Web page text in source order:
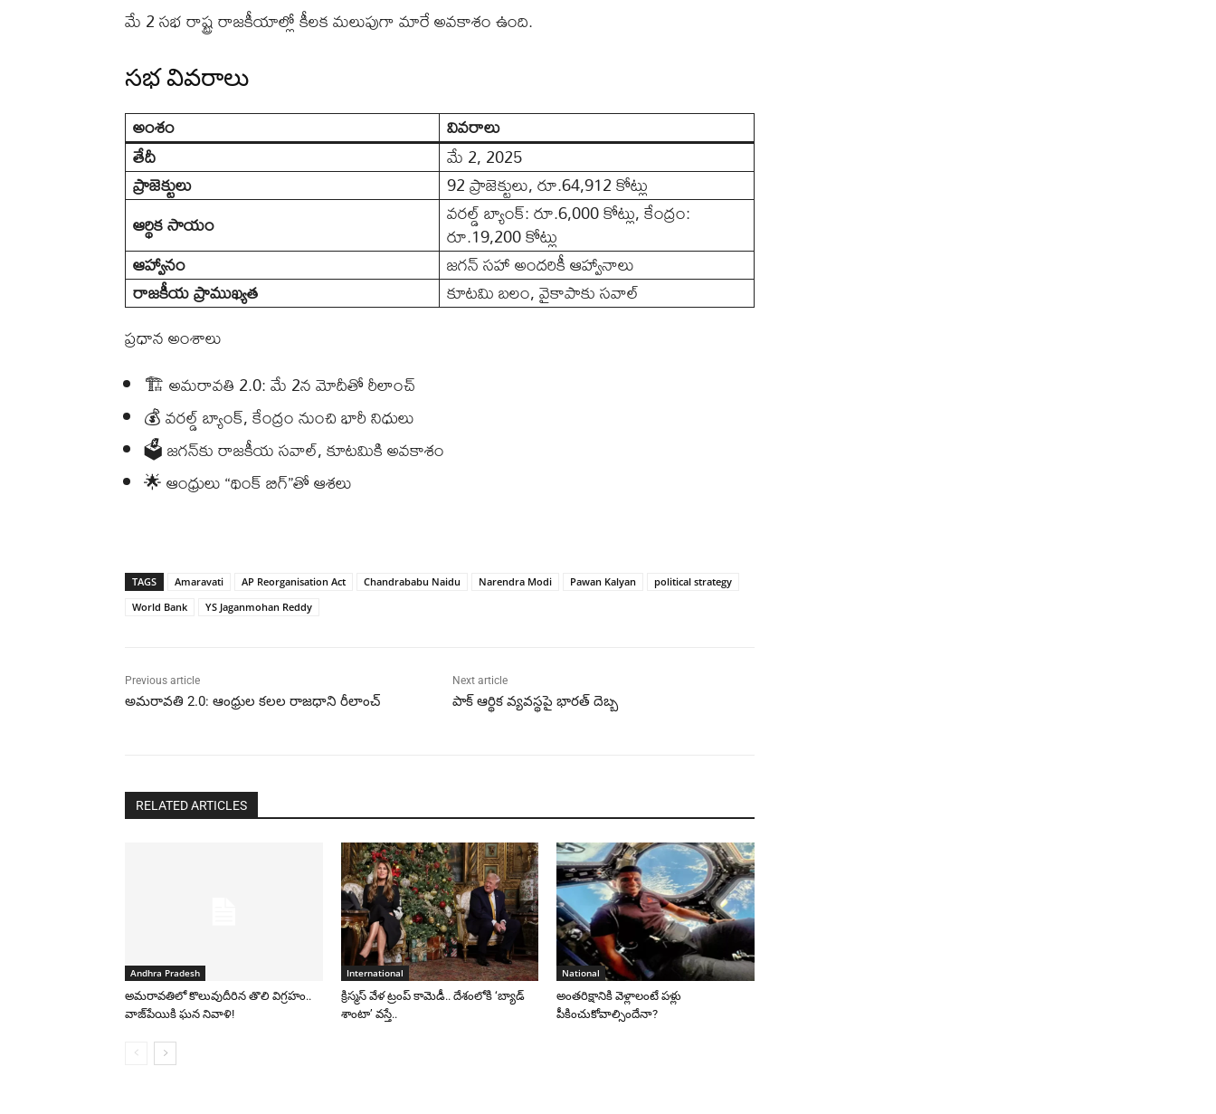
మే 2 సభ రాష్ట్ర రాజకీయాల్లో కీలక మలుపుగా మారే అవకాశం ఉంది.
సభ వివరాలు
అంశం
వివరాలు
తేదీ
మే 2, 2025
ప్రాజెక్టులు
92 ప్రాజెక్టులు, రూ.64,912 కోట్లు
ఆర్థిక సాయం
వరల్డ్ బ్యాంక్: రూ.6,000 కోట్లు, కేంద్రం:
రూ.19,200 కోట్లు
ఆహ్వానం
జగన్‌ సహా అందరికీ ఆహ్వానాలు
రాజకీయ ప్రాముఖ్యత
కూటమి బలం, వైకాపాకు సవాల్
ప్రధాన అంశాలు
🏗️ అమరావతి 2.0: మే 2న మోదీతో రీలాంచ్
💰 వరల్డ్ బ్యాంక్, కేంద్రం నుంచి భారీ నిధులు
🗳️ జగన్‌కు రాజకీయ సవాల్, కూటమికి అవకాశం
🌟 ఆంధ్రులు “థింక్ బిగ్”తో ఆశలు
TAGS Amaravati AP Reorganisation Act Chandrababu Naidu Narendra Modi Pawan Kalyan
political strategy
World Bank
YS Jaganmohan Reddy
Previous article
అమరావతి 2.0: ఆంధ్రుల కలల రాజధాని రీలాంచ్
Next article
పాక్ ఆర్థిక వ్యవస్థపై భారత్ దెబ్బ
RELATED ARTICLES
Andhra Pradesh
అమరావతిలో కొలువుదీరిన తొలి విగ్రహం..
వాజ్‌పేయికి ఘన నివాళి!
International
క్రిస్మస్ వేళ ట్రంప్ కామెడీ.. దేశంలోకి ‘బ్యాడ్
శాంటా’ వస్తే..
National
అంతరిక్షానికి వెళ్లాలంటే పళ్లు
పీకించుకోవాల్సిందేనా?